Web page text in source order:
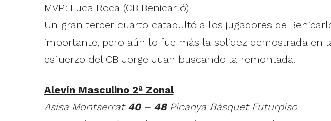
MVP: Luca Roca (CB Benicarló)
Un gran tercer cuarto catapultó a los jugadores de
importante, pero aún lo fue más la solidez demostrada en
esfuerzo del CB Jorge Juan buscando la remontada.
Alevín Masculino 2ª Zonal
Asisa Montserrat 40– 48Picanya Bàsquet Futurpiso